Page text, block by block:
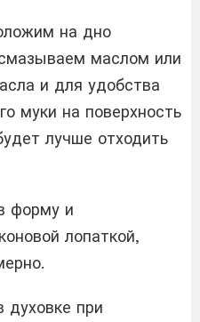
на дно
маслом или
и для удобства
муки на поверхность
лучше отходить
форму и
лопаткой,
при